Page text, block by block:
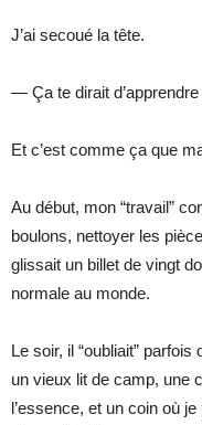
J’ai secoué la tête.
— Ça te dirait d’apprendre
Et c’est comme ça que
Au début, mon “travail”
boulons, nettoyer les
glissait un billet de vingt
normale au monde.
Le soir, il “oubliait”
un vieux lit de camp, une
l’essence, et un coin où